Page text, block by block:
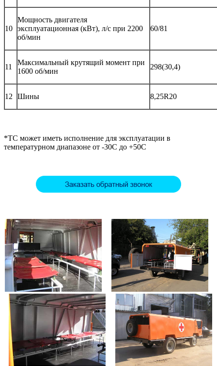
10
Мощность двигателя
эксплуатационная (кВт), л/с при 2200
об/мин
60/81
11
Максимальный крутящий момент при
1600 об/мин
298(30,4)
12 Шины 8,25R20
*ТС может иметь исполнение для эксплуатации в
температурном диапазоне от -30С до +50С